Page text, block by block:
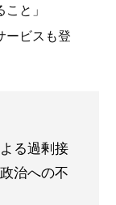
と」
ービスも登
る過剰接
治への不